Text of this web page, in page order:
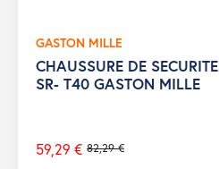
GASTON MILLE
CHAUSSURE DE
SR- T40 GASTON MILLE
Prix
82,29 €
59,29 €